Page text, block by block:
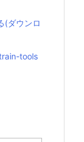
(ダウンロ
tools